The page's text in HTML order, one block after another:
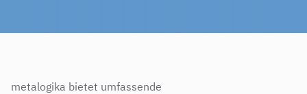
metalogika bietet umfassende